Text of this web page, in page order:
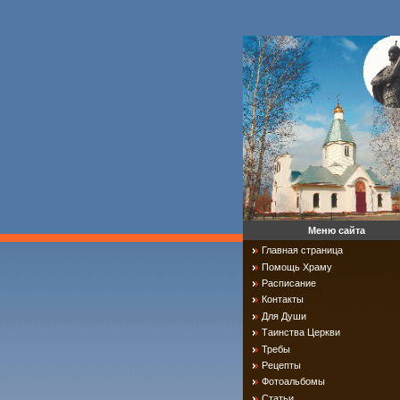
Меню сайта
Главная страница
Помощь Храму
Расписание
Контакты
Для Души
Таинства Церкви
Требы
Рецепты
Фотоальбомы